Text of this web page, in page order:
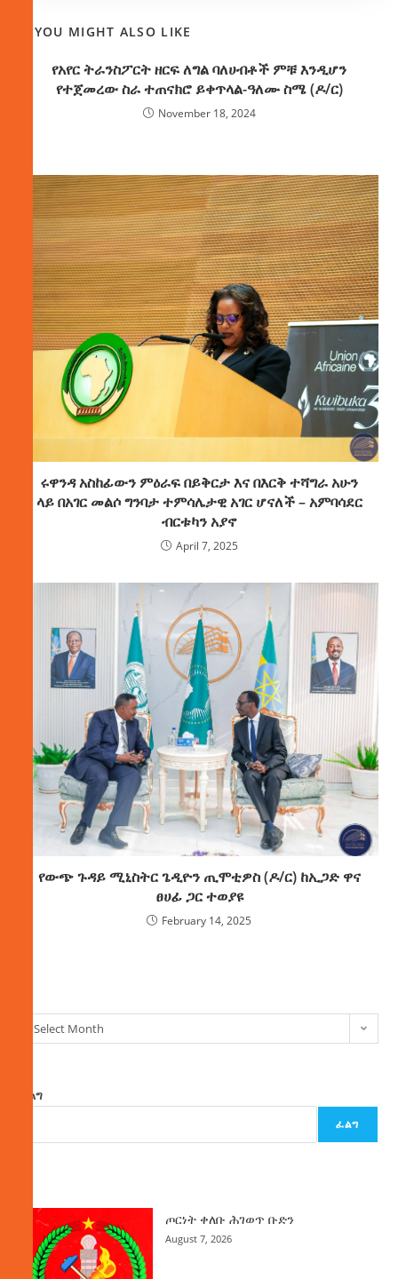
YOU MIGHT ALSO LIKE
የአየር ትራንስፖርት ዘርፍ ለግል ባለሀብቶች ምቹ እንዲሆን
የተጀመረው ስራ ተጠናክሮ ይቀጥላል-ዓለሙ ስሜ (ዶ/ር)
November 18, 2024
ሩዋንዳ አስከፊውን ምዕራፍ በይቅርታ እና በእርቅ ተሻግራ አሁን
ላይ በአገር መልሶ ግንባታ ተምሳሌታዊ አገር ሆናለች – አምባሳደር
ብርቱካን አያኖ
April 7, 2025
የውጭ ጉዳይ ሚኒስትር ጌዲዮን ጢሞቲዎስ (ዶ/ር) ከኢጋድ ዋና
ፀሀፊ ጋር ተወያዩ
February 14, 2025
Select Month
ፈልግ
ፈልግ
ጦርነት ቀለቡ ሕገወጥ ቡድን
August 7, 2026